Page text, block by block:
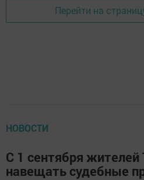
Перейти на
НОВОСТИ
С 1 сентября жителей
навещать судебные